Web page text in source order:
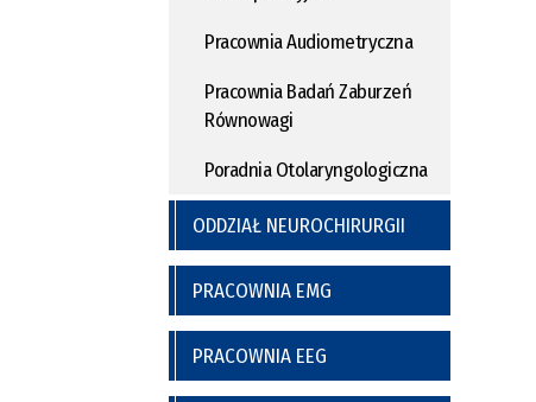
Pracownia Audiometryczna
Pracownia Badań Zaburzeń
Równowagi
Poradnia Otolaryngologiczna
ODDZIAŁ NEUROCHIRURGII
PRACOWNIA EMG
PRACOWNIA EEG